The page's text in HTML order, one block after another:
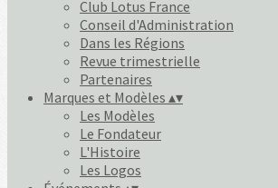
Club Lotus France
Conseil d'Administration
Dans les Régions
Revue trimestrielle
Partenaires
Marques et Modèles ▴▾
Les Modèles
Le Fondateur
L'Histoire
Les Logos